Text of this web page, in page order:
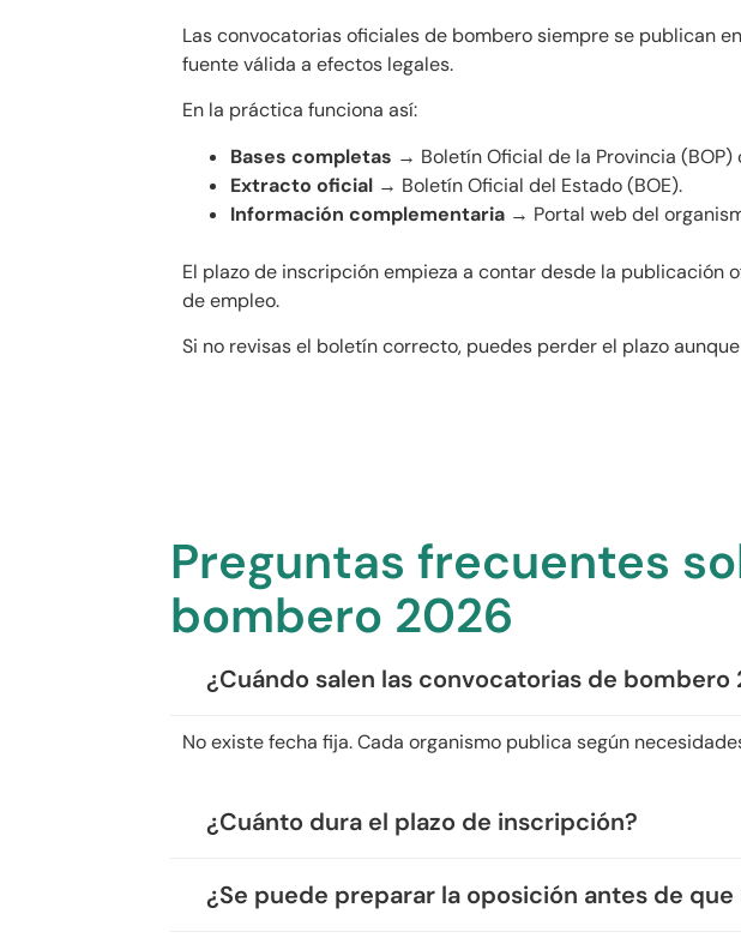
Las convocatorias oficiales de bombero siempre se publican
fuente válida a efectos legales.
En la práctica funciona así:
Bases completas → Boletín Oficial de la Provincia
Extracto oficial → Boletín Oficial del Estado (BOE).
Información complementaria → Portal web del
El plazo de inscripción empieza a contar desde la publicación
de empleo.
Si no revisas el boletín correcto, puedes perder el plazo
Preguntas frecuentes
bombero 2026
¿Cuándo salen las convocatorias de bombero
No existe fecha fija. Cada organismo publica según
¿Cuánto dura el plazo de inscripción?
¿Se puede preparar la oposición antes de